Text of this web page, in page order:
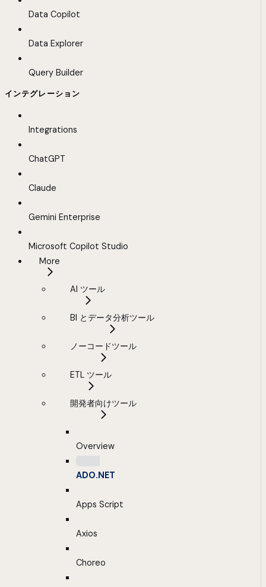
Data Copilot
Data Explorer
Query Builder
インテグレーション
Integrations
ChatGPT
Claude
Gemini Enterprise
Microsoft Copilot Studio
More
AI ツール
BI とデータ分析ツール
ノーコードツール
ETL ツール
開発者向けツール
Overview
ADO.NET
Apps Script
Axios
Choreo